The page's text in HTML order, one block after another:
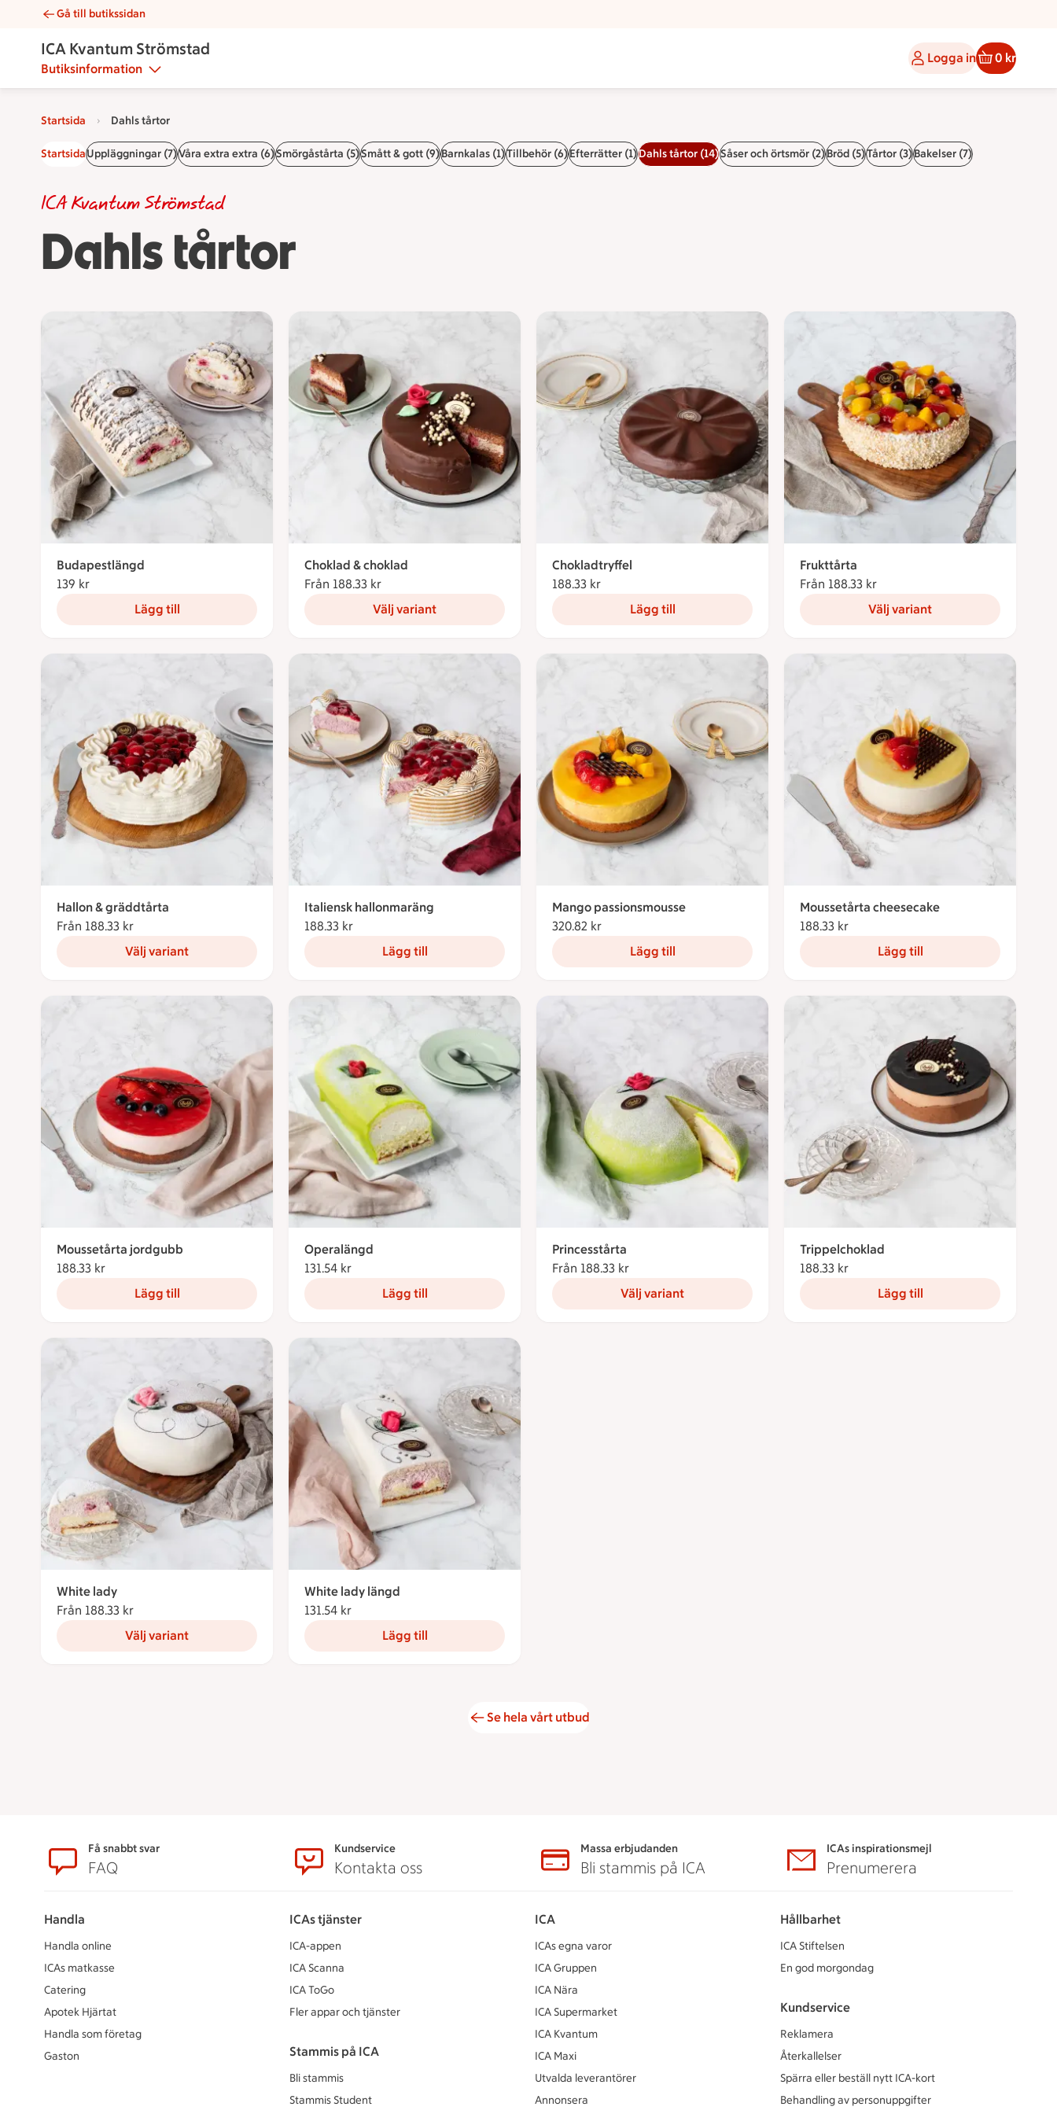
Dahls tårtor | Catering ICA Kvantum Strömstad
Gå till butikssidan
ICA Kvantum Strömstad
Butiksinformation
Logga in 0 kr
Startsida Dahls tårtor
StartsidaUppläggningar (7)Våra extra extra (6)Smörgåstårta (5)Smått & gott (9)Barnkalas (1)Tillbehör (6)Efterrätter (1)Dahls tårtor (14)Såser och örtsmör (2)Bröd (5)Tårtor (3)Bakelser (7)
Dahls tårtor
ICA Kvantum Strömstad
Budapestlängd
139 kr
Lägg till
Choklad & choklad
Från 188.33 kr
Välj variant
Chokladtryffel
188.33 kr
Lägg till
Frukttårta
Från 188.33 kr
Välj variant
Hallon & gräddtårta
Från 188.33 kr
Välj variant
Italiensk hallonmaräng
188.33 kr
Lägg till
Mango passionsmousse
320.82 kr
Lägg till
Moussetårta cheesecake
188.33 kr
Lägg till
Moussetårta jordgubb
188.33 kr
Lägg till
Operalängd
131.54 kr
Lägg till
Princesstårta
Från 188.33 kr
Välj variant
Trippelchoklad
188.33 kr
Lägg till
White lady
Från 188.33 kr
Välj variant
White lady längd
131.54 kr
Lägg till
Se hela vårt utbud
SidfotFå snabbt svar
FAQ
Kundservice
Kontakta oss
Massa erbjudanden
Bli stammis på ICA
ICAs inspirationsmejl
Prenumerera
Handla
Handla online
ICAs matkasse
Catering
Apotek Hjärtat
Handla som företag
Gaston
ICAs tjänster
ICA-appen
ICA Scanna
ICA ToGo
Fler appar och tjänster
Stammis på ICA
Bli stammis
Stammis Student
ICA
ICAs egna varor
ICA Gruppen
ICA Nära
ICA Supermarket
ICA Kvantum
ICA Maxi
Utvalda leverantörer
Annonsera
Hållbarhet
ICA Stiftelsen
En god morgondag
Kundservice
Reklamera
Återkallelser
Spärra eller beställ nytt ICA-kort
Behandling av personuppgifter